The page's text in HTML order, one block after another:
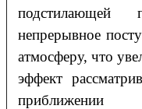
подстилающей
непрерывное
атмосферу, что
эффект